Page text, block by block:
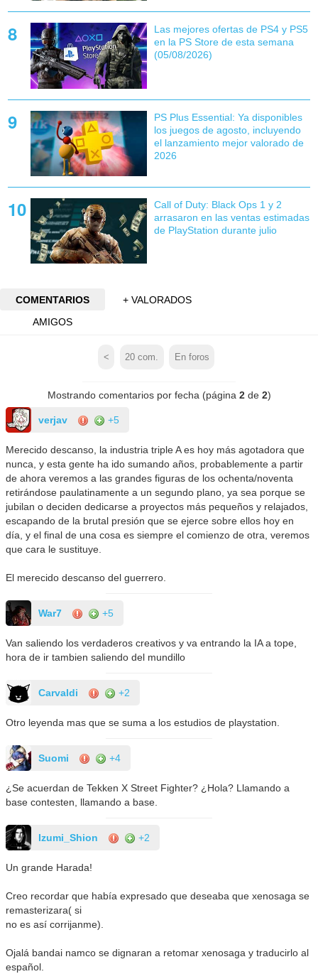
Las mejores ofertas de PS4 y PS5
en la PS Store de esta semana
(05/08/2026)
PS Plus Essential: Ya disponibles
los juegos de agosto, incluyendo
el lanzamiento mejor valorado de
2026
Call of Duty: Black Ops 1 y 2
arrasaron en las ventas estimadas
de PlayStation durante julio
COMENTARIOS
+ VALORADOS
AMIGOS
< 20 com. En foros
Mostrando comentarios por fecha (página 2de 2)
verjav +5
Merecido descanso, la industria triple A es hoy más agotadora que
nunca, y esta gente ha ido sumando años, probablemente a partir
de ahora veremos a las grandes figuras de los ochenta/noventa
retirándose paulatinamente a un segundo plano, ya sea porque se
jubilan o deciden dedicarse a proyectos más pequeños y relajados,
escapando de la brutal presión que se ejerce sobre ellos hoy en
día, y el final de una cosa es siempre el comienzo de otra, veremos
que cara le sustituye.
El merecido descanso del guerrero.
War7 +5
Van saliendo los verdaderos creativos y va entrando la IA a tope,
hora de ir tambien saliendo del mundillo
Carvaldi +2
Otro leyenda mas que se suma a los estudios de playstation.
Suomi +4
¿Se acuerdan de Tekken X Street Fighter? ¿Hola? Llamando a
base contesten, llamando a base.
Izumi_Shion +2
Un grande Harada!
Creo recordar que había expresado que deseaba que xenosaga se
remasterizara( si
no es así corrijanme).
Ojalá bandai namco se dignaran a retomar xenosaga y traducirlo al
español.